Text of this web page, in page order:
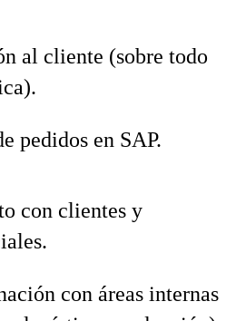
al cliente (sobre todo
pedidos en SAP.
con clientes y
con áreas internas